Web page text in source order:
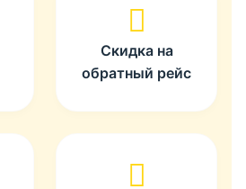
Скидка на
обратный рейс